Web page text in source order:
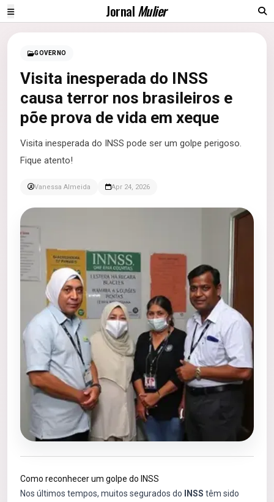
JornalMulier
GOVERNO
Visita inesperada do INSS
causa terror nos brasileiros e
põe prova de vida em xeque
Visita inesperada do INSS pode ser um golpe perigoso.
Fique atento!
Vanessa Almeida Apr 24, 2026
Como reconhecer um golpe do INSS
Nos últimos tempos, muitos segurados do
INSS têm sido